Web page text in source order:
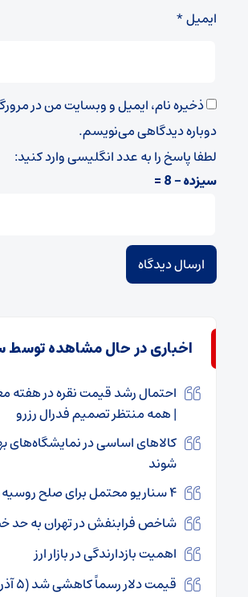
ایمیل*
ذخیره نام، ایمیل و وبسایت من در
دوباره دیدگاهی می‌نویسم.
لطفا پاسخ را به عدد انگلیسی وارد کنید:
سیزده − 8 =
اخباری در حال مشاهده توسط
احتمال رشد قیمت نقره در هفته
| همه منتظر تصمیم فدرال رزرو
کالاهای اساسی در نمایشگاه‌های
شوند
۴ سناریو محتمل برای صلح روسیه و اوکراین
شاخص فرابنفش در تهران به حد
اهمیت بازدارندگی در بازار ارز
قیمت دلار رسماً کاهشی شد (۵ آذر ۱۴۰۴)